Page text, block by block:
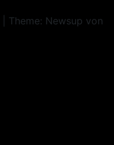
Theme: Newsup von